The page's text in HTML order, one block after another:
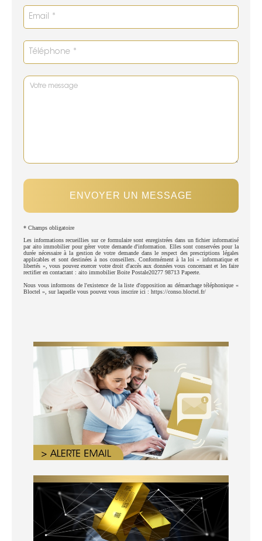
ENVOYER UN MESSAGE
* Champs obligatoire
Les informations recueillies sur ce formulaire sont enregistrées dans un fichier informatisé
par aito immobilier pour gérer votre demande d'information. Elles sont conservées pour la
durée nécessaire à la gestion de votre demande dans le respect des prescriptions légales
applicables et sont destinées à nos conseillers. Conformément à la loi « informatique et
libertés », vous pouvez exercer votre droit d'accès aux données vous concernant et les faire
rectifier en contactant : aito immobilier Boite Postale20277 98713 Papeete.
Nous vous informons de l'existence de la liste d'opposition au démarchage téléphonique «
Bloctel », sur laquelle vous pouvez vous inscrire ici : https://conso.bloctel.fr/